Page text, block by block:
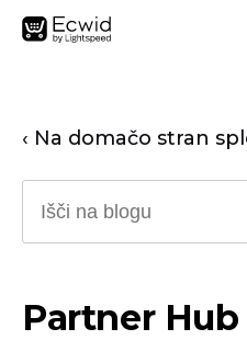
‹ Na domačo stran
Partner Hub